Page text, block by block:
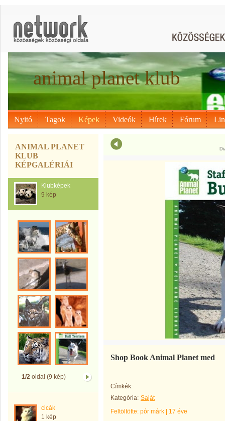
animal planet klub
Nyitó Tagok Képek Videók Hírek Fórum
ANIMAL PLANET
KLUB
KÉPGALÉRIÁI
Klubképek
9 kép
1/2 oldal (9 kép)
cicák
1 kép
Shop Book Animal Planet med
Címkék:
Kategória: Saját
Feltöltötte: pór márk
17 éve